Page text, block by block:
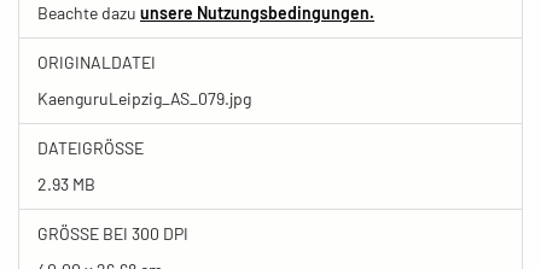
Beachte dazu unsere Nutzungsbedingungen.
ORIGINALDATEI
KaenguruLeipzig_AS_079.jpg
DATEIGRÖSSE
2.93 MB
GRÖSSE BEI 300 DPI